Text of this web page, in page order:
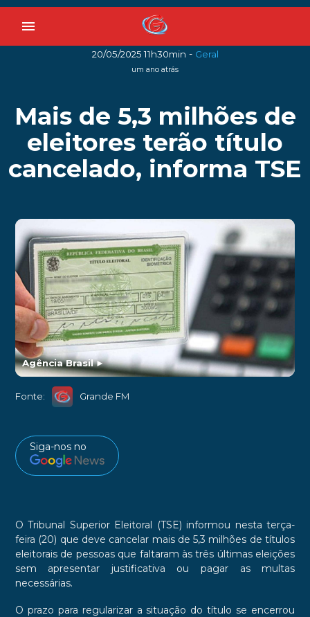
menu
20/05/2025 11h30min - Geral
um ano atrás
Mais de 5,3 milhões de
eleitores terão título
cancelado, informa TSE
Agência Brasil►
Fonte: Grande FM
Siga-nos no
O Tribunal Superior Eleitoral (TSE) informou nesta terça-
feira (20) que deve cancelar mais de 5,3 milhões de títulos
eleitorais de pessoas que faltaram às três últimas eleições
sem apresentar justificativa ou pagar as multas
necessárias.
O prazo para regularizar a situação do título se encerrou